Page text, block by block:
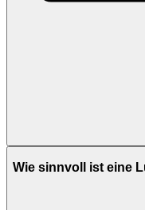
Wie sinnvoll ist eine